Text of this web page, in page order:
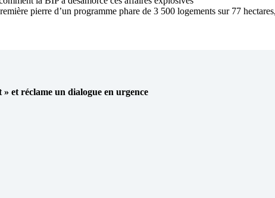
pierre d’un programme phare de 3 500 logements sur 77
et réclame un dialogue en urgence